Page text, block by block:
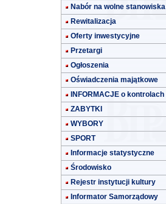
Nabór na wolne stanowiska
Rewitalizacja
Oferty inwestycyjne
Przetargi
Ogłoszenia
Oświadczenia majątkowe
INFORMACJE o kontrolach
ZABYTKI
WYBORY
SPORT
Informacje statystyczne
Środowisko
Rejestr instytucji kultury
Informator Samorządowy